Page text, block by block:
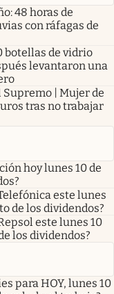
48 horas de
con ráfagas de
botellas de vidrio
levantaron una
| Mujer de
tras no trabajar
hoy lunes 10 de
este lunes
de los dividendos?
este lunes 10
los dividendos?
para HOY, lunes 10